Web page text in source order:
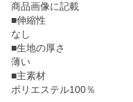
商品画像に記載
■伸縮性
なし
■生地の厚さ
薄い
■主素材
ポリエステル100％